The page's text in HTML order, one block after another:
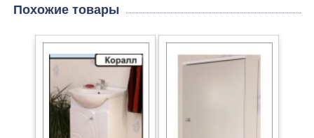
Похожие товары